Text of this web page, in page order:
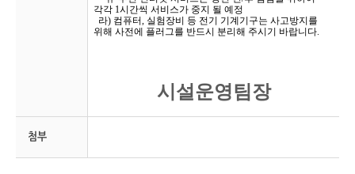
각각 1시간씩 서비스가 중지 될 예정
라) 컴퓨터, 실험장비 등 전기 기계기구는 사고방지를
위해 사전에 플러그를 반드시 분리해 주시기 바랍니다.
시설운영팀장
첨부